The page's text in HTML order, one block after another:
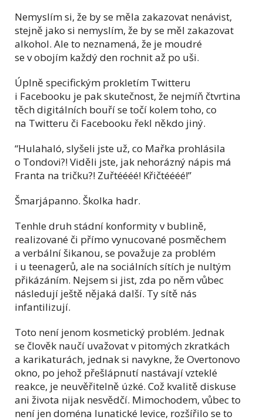
Nemyslím si, že by se měla zakazovat nenávist,
stejně jako si nemyslím, že by se měl zakazovat
alkohol. Ale to neznamená, že je moudré
se v obojím každý den rochnit až po uši.
Úplně specifickým prokletím Twitteru
i Facebooku je pak skutečnost, že nejmíň čtvrtina
těch digitálních bouří se točí kolem toho, co
na Twitteru či Facebooku řekl někdo jiný.
“Hulahaló, slyšeli jste už, co Mařka prohlásila
o Tondovi?! Viděli jste, jak nehorázný nápis má
Franta na tričku?! Zuřtéééé! Křičtéééé!”
Šmarjápanno. Školka hadr.
Tenhle druh stádní konformity v bublině,
realizované či přímo vynucované posměchem
a verbální šikanou, se považuje za problém
i u teenagerů, ale na sociálních sítích je nultým
přikázáním. Nejsem si jist, zda po něm vůbec
následují ještě nějaká další. Ty sítě nás
infantilizují.
Toto není jenom kosmetický problém. Jednak
se člověk naučí uvažovat v pitomých zkratkách
a karikaturách, jednak si navykne, že Overtonovo
okno, po jehož přešlápnutí nastávají vzteklé
reakce, je neuvěřitelně úzké. Což kvalitě diskuse
ani života nijak nesvědčí. Mimochodem, vůbec to
není jen doména lunatické levice, rozšířilo se to